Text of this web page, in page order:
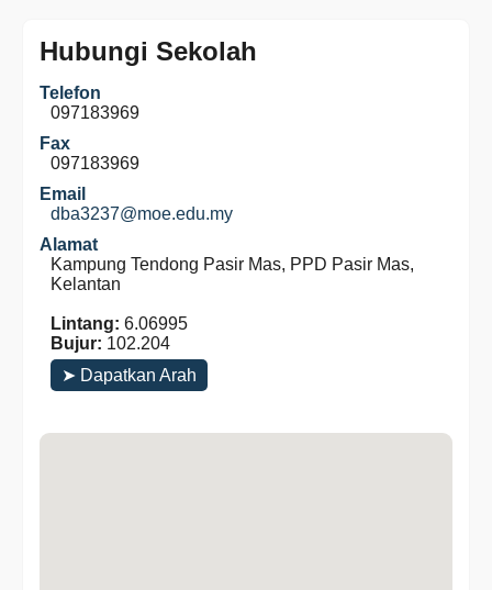
Hubungi Sekolah
Telefon
097183969
Fax
097183969
Email
dba3237@moe.edu.my
Alamat
Kampung Tendong Pasir Mas, PPD Pasir Mas,
Kelantan
Lintang: 6.06995
Bujur: 102.204
➤ Dapatkan Arah